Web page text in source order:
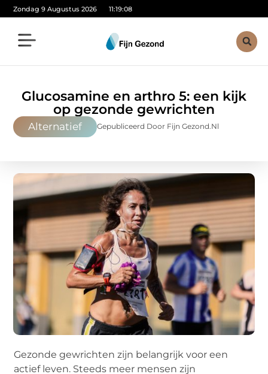
Zondag 9 Augustus 2026 11:19:09
Glucosamine en arthro 5: een kijk
op gezonde gewrichten
Alternatief Gepubliceerd Door Fijn Gezond.nl
Gezonde gewrichten zijn belangrijk voor een
actief leven. Steeds meer mensen zijn